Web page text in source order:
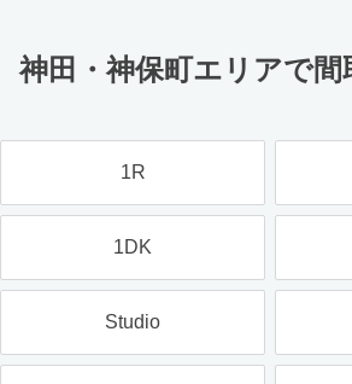
神田・神保町エリアで
1R
1DK
Studio